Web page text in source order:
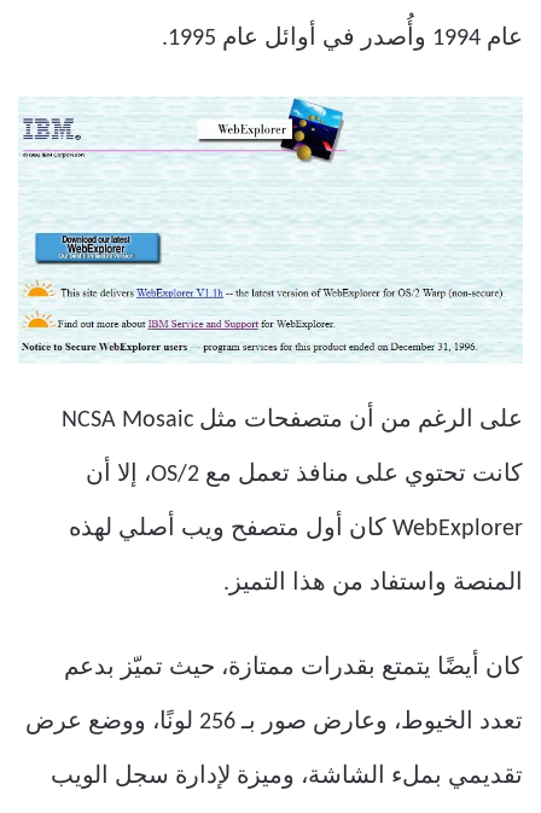
عام 1994 وأُصدر في أوائل عام 1995.
على الرغم من أن متصفحات مثل NCSA Mosaic
كانت تحتوي على منافذ تعمل مع OS/2، إلا أن
WebExplorer كان أول متصفح ويب أصلي لهذه
المنصة واستفاد من هذا التميز.
كان أيضًا يتمتع بقدرات ممتازة، حيث تميّز بدعم
تعدد الخيوط، وعارض صور بـ 256 لونًا، ووضع عرض
تقديمي بملء الشاشة، وميزة لإدارة سجل الويب